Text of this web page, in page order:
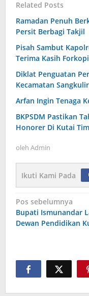
Related Posts
Ramadan Penuh
Persit Berbagi Takjil
Pisah Sambut
Terima Kasih
Diklat Penguatan
Kecamatan
Arfan Ingin Tenaga
BKPSDM Pastikan
Honorer Di Kutai
oleh Admin
Ikuti Kami Pada
Navigasi
pos
Pos sebelumnya
Bupati Ismunandar
Dewan Pendidikan